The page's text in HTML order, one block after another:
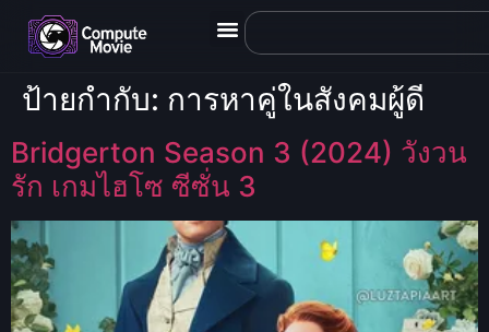
ป้ายกำกับ: การหาคู่ในสังคมผู้ดี
Bridgerton Season 3 (2024) วังวน
รัก เกมไฮโซ ซีซั่น 3